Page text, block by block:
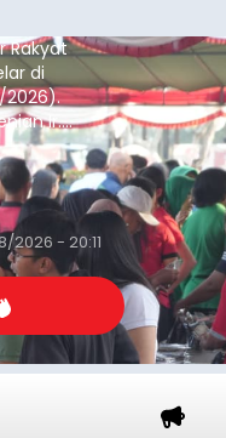
Rakyat
di
Ir.
tersebut
nilai
2026 - 20:11